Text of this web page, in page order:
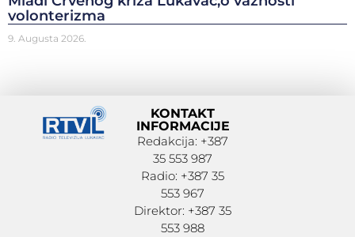
volonterizma
9. Augusta 2026.
KONTAKT
INFORMACIJE
Redakcija: +387
35 553 987
Radio: +387 35
553 967
Direktor: +387 35
553 988